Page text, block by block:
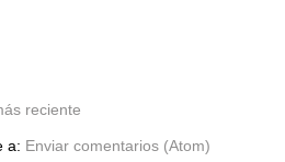
reciente
a: Enviar comentarios (Atom)